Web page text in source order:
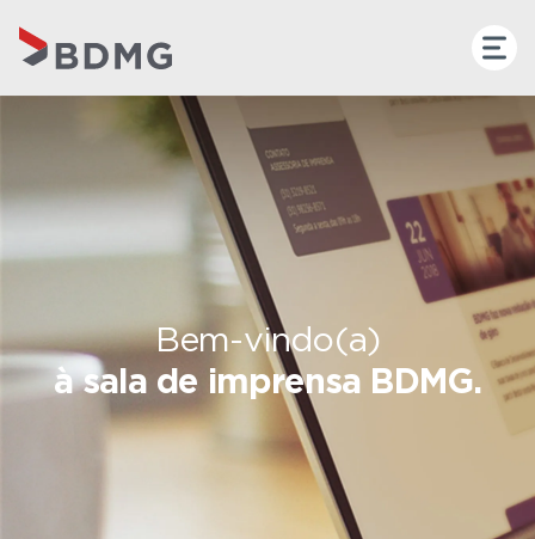
Bem-vindo(a)
à sala de imprensa BDMG.